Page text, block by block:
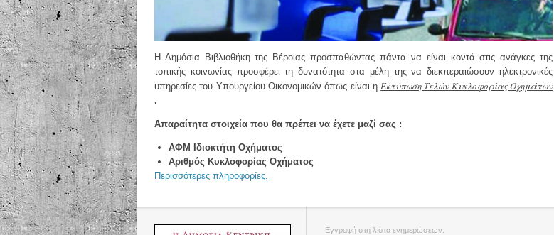
Η Δημόσια Βιβλιοθήκη της Βέροιας προσπαθώντας πάντα να είναι κοντά στις ανάγκες της
τοπικής κοινωνίας προσφέρει τη δυνατότητα στα μέλη της να διεκπεραιώσουν ηλεκτρονικές
υπηρεσίες του Υπουργείου Οικονομικών όπως είναι η Εκτύπωση Τελών Κυκλοφορίας Οχημάτων
.
Απαραίτητα στοιχεία που θα πρέπει να έχετε μαζί σας :
ΑΦΜ Ιδιοκτήτη Οχήματος
Αριθμός Κυκλοφορίας Οχήματος
Περισσότερες πληροφορίες.
Εγγραφή στη λίστα ενημερώσεων.